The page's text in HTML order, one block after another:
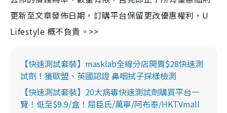
更新至文章發佈日期，訂購平台保留更改優惠權利，U
Lifestyle 概不負責。>>
【快速測試套裝】masklab全線分店開賣$28快速測
試劑！獲歐盟、英國認證 鼻咽拭子採樣檢測
【快速測試套裝】20大病毒快速測試劑購買平台一
覽！低至$9.9/盒！屈臣氏/萬寧/阿布泰/HKTVmall